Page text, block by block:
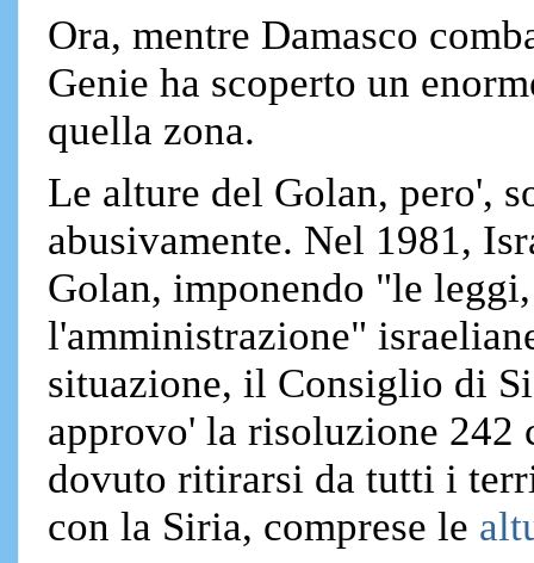
Ora, mentre Damasco
Genie ha scoperto un
quella zona.
Le alture del Golan, pero',
abusivamente. Nel 1981,
Golan, imponendo "le
l'amministrazione"
situazione, il Consiglio di
approvo' la risoluzione 242
dovuto ritirarsi da tutti i
con la Siria, comprese le